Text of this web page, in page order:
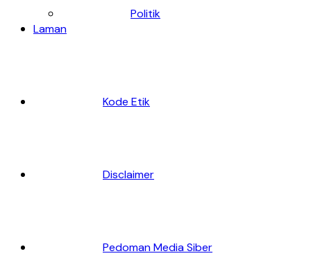
Politik
Laman
Kode Etik
Disclaimer
Pedoman Media Siber